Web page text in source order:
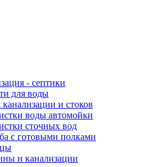
- септики
для воды
и стоков
воды автомойки
сточных вод
с готовыми полками
и канализации